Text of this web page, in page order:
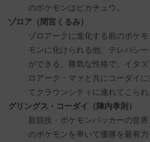
のポケモンはピカチュウ。
ゾロア（間宮くるみ）
ゾロアークに進化する前のポケ
モンに化けられる他、テレパシ
ができる。勝気な性格で、イタ
ロアーク・マァと共にコーダイ
てクラウンシティに連れてこられ
グリングス・コーダイ（陣内孝則）
新競技・ポケモンバッカーの世
のポケモンを率いて優勝を最有